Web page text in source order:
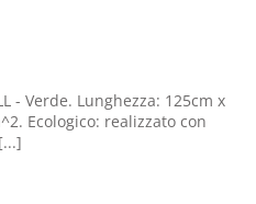
- Verde. Lunghezza: 125cm x
Ecologico: realizzato con